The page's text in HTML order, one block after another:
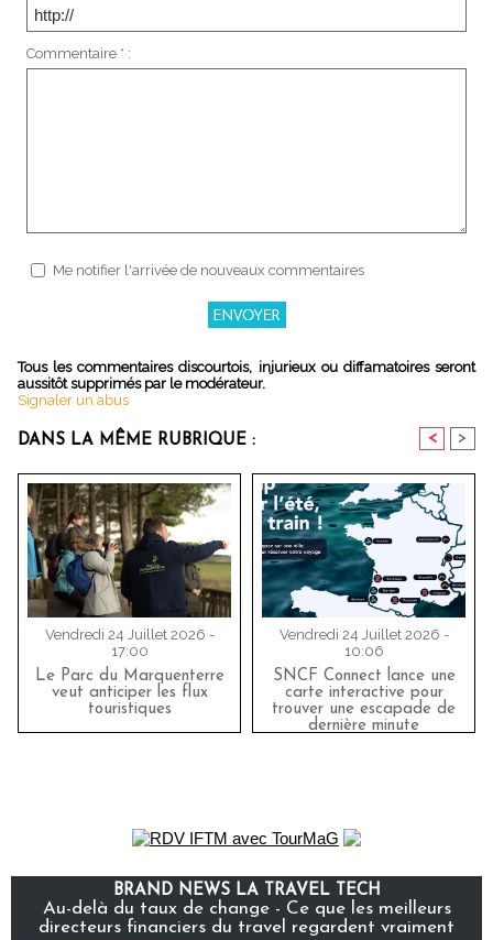
Commentaire * :
Me notifier l'arrivée de nouveaux commentaires
Tous les commentaires discourtois, injurieux ou diffamatoires seront
aussitôt supprimés par le modérateur.
Signaler un abus
DANS LA MÊME RUBRIQUE : < >
Vendredi 24 Juillet 2026 -
17:00
Le Parc du Marquenterre
veut anticiper les flux
touristiques
Vendredi 24 Juillet 2026 -
10:06
SNCF Connect lance une
carte interactive pour
trouver une escapade de
dernière minute
BRAND NEWS LA TRAVEL TECH
Au-delà du taux de change - Ce que les meilleurs
directeurs financiers du travel regardent vraiment